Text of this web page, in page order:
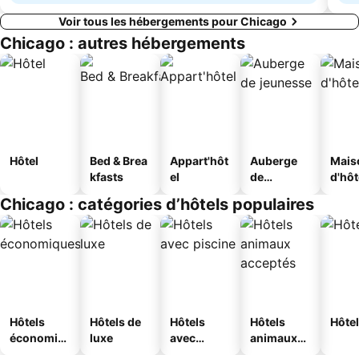
Voir tous les hébergements pour Chicago
Chicago : autres hébergements
Hôtel
Bed & Brea
kfasts
Appart'hôt
el
Auberge
de
Chicago : catégories d’hôtels populaires
Hôtels
économiq
Hôtels de
luxe
Hôtels
avec
Hôtels
animaux